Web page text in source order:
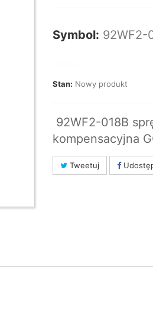
Symbol: 92WF2-
Stan: Nowy produkt
92WF2-018B
kompensacyjna
Tweetuj